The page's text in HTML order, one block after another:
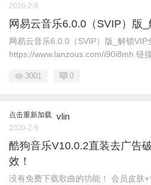
2020-2-9
网易云音乐6.0.0（SVIP）版
网易云音乐6.0.0（SVIP）版_解锁VIP
https://www.lanzous.com/i90i8mh 链接
3001 0
点击重新加载 vlin
2020-2-9
酷狗音乐V10.0.2直装去广告
效！
没有免费下载歌曲的功能！ 会员皮肤